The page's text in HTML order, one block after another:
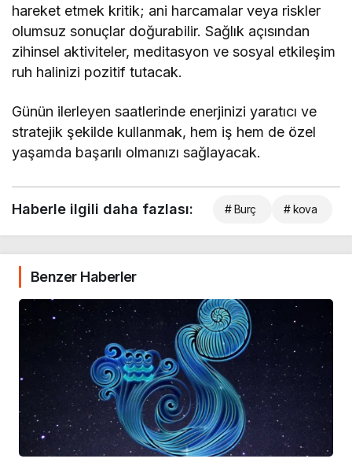
hareket etmek kritik; ani harcamalar veya riskler
olumsuz sonuçlar doğurabilir. Sağlık açısından
zihinsel aktiviteler, meditasyon ve sosyal etkileşim
ruh halinizi pozitif tutacak.
Günün ilerleyen saatlerinde enerjinizi yaratıcı ve
stratejik şekilde kullanmak, hem iş hem de özel
yaşamda başarılı olmanızı sağlayacak.
Haberle ilgili daha fazlası: # Burç # kova
Benzer Haberler